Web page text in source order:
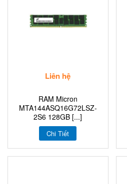
Liên hệ
RAM Micron
MTA144ASQ16G72LSZ‐
2S6 128GB [...]
Chi Tiết